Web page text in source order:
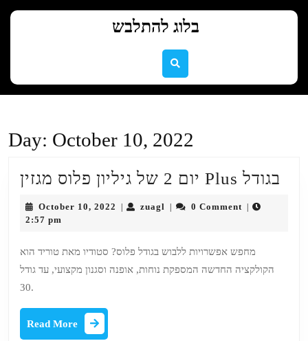
בלוג להתלבש
Day: October 10, 2022
יום 2 של גיליון פלוס מגזין Plus בגודל
October 10, 2022 Octoberzuagl zuagl 0 Comment
2:57 pm
מחפש אפשרויות ללבוש בגודל פלוס? סטודיו מאת טוריד הוא
הקולקציה החדשה המספקת נוחות, אופנה וסגנון מקצועי, עד גודל
30.
Read More
More